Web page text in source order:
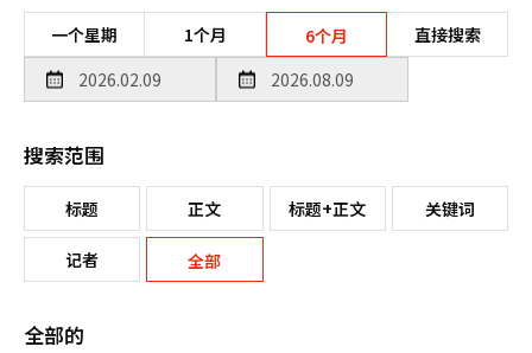
一个星期 1个月 6个月 直接搜索
搜索范围
标题 正文 标题+正文 关键词
记者 全部
全部的